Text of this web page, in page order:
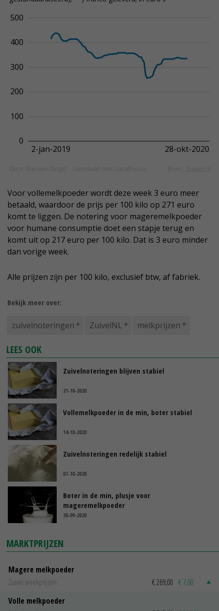
Voor vollemelkpoeder wordt deze week 3 euro meer
betaald, waardoor de prijs per 100 kilo op 271 euro
komt te liggen. De notering voor mageremelkpoeder
voor humane consumptie doet een stapje terug en
komt uit op 217 euro per 100 kilo. Dat is 3 euro minder
dan vorige week.
Alle prijzen zijn per 100 kilo, exclusief btw, af fabriek.
Bekijk meer over:
zuivelnoteringen ZuivelNL melkprijzen
LEES OOK
Zuivelnoteringen blijven stabiel
21-10-2020
Vollemelkpoeder in de min, boter stabiel
14-10-2020
Zuivelnoteringen redelijk stabiel
07-10-2020
Boter in de min, plusje voor
mageremelkpoeder
30-09-2020
MARKTPRIJZEN
Magere melkpoeder
Zuivel weekprijzen
€ 269,00 € 7,00
Volle melkpoeder